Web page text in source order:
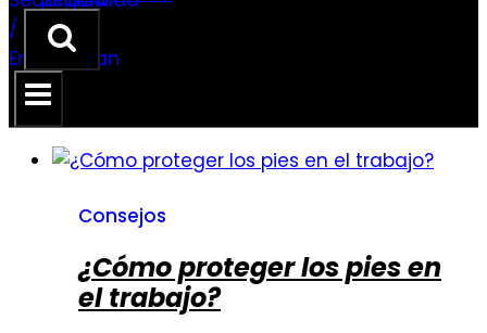
Consejos
¿Cómo proteger los pies en
el trabajo?